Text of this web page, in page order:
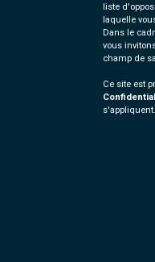
liste
laquelle
Dans le
vous
champ de
Ce site est
s'appliquent.